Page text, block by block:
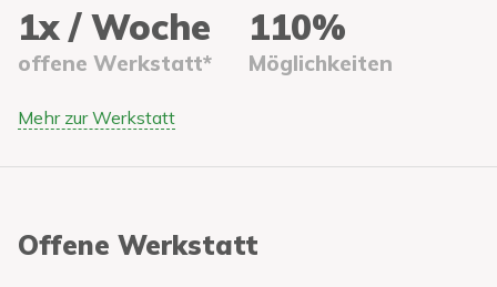
1x / Woche
offene Werkstatt*
110%
Möglichkeiten
Mehr zur Werkstatt
Offene Werkstatt